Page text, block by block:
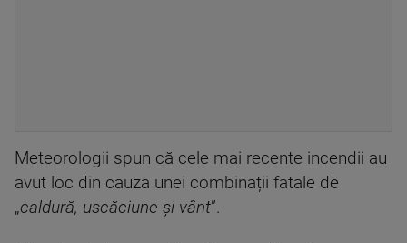
Meteorologii spun că cele mai recente incendii au
avut loc din cauza unei combinații fatale de
„caldură, uscăciune și vânt”.